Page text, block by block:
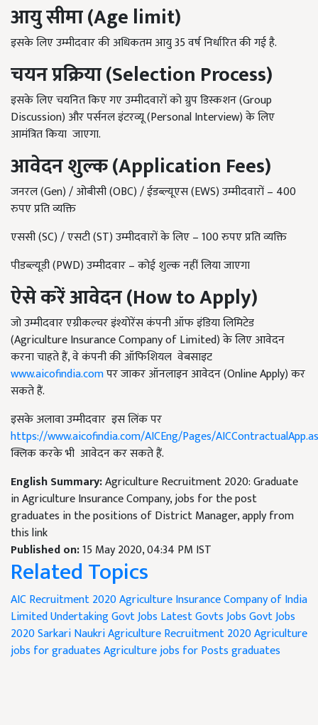
आयुसीमा(Age limit)
इसके लिए उम्मीदवार की अधिकतम आयु 35 वर्ष निर्धारित की गई है.
चयनप्रक्रिया(Selection Process)
इसके लिए चयनित किए गए उम्मीदवारों को ग्रुप डिस्कशन (Group
Discussion) और पर्सनल इंटरव्यू (Personal Interview) के लिए
आमंत्रित किया जाएगा.
आवेदनशुल्क(Application Fees)
जनरल (Gen) / ओबीसी (OBC) / ईडब्ल्यूएस (EWS) उम्मीदवारों – 400
रुपए प्रति व्यक्ति
एससी (SC) / एसटी (ST) उम्मीदवारों के लिए – 100 रुपए प्रति व्यक्ति
पीडब्ल्यूडी (PWD) उम्मीदवार – कोई शुल्क नहीं लिया जाएगा
ऐसेकरेंआवेदन(How to Apply)
जो उम्मीदवार एग्रीकल्चर इंश्योरेंस कंपनी ऑफ इंडिया लिमिटेड
(Agriculture Insurance Company of Limited) के लिए आवेदन
करना चाहते हैं, वे कंपनी की ऑफिशियल वेबसाइट
www.aicofindia.comपर जाकर ऑनलाइन आवेदन (Online Apply) कर
सकते हैं.
इसके अलावा उम्मीदवार इस लिंक पर
https://www.aicofindia.com/AICEng/Pages/
क्लिक करके भी आवेदन कर सकते हैं.
English Summary:Agriculture Recruitment 2020: Graduate
in Agriculture Insurance Company, jobs for the post
graduates in the positions of District Manager, apply from
this link
Published on:15 May 2020, 04:34 PM IST
Related Topics
AIC Recruitment 2020Agriculture Insurance Company of India
LimitedUndertaking Govt Jobs Latest Govts JobsGovt Jobs
2020Sarkari NaukriAgriculture Recruitment 2020Agriculture
jobs for graduatesAgriculture jobs for Posts graduates